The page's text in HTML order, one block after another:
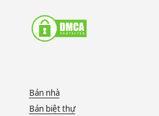
Bán nhà
Bán biệt thự